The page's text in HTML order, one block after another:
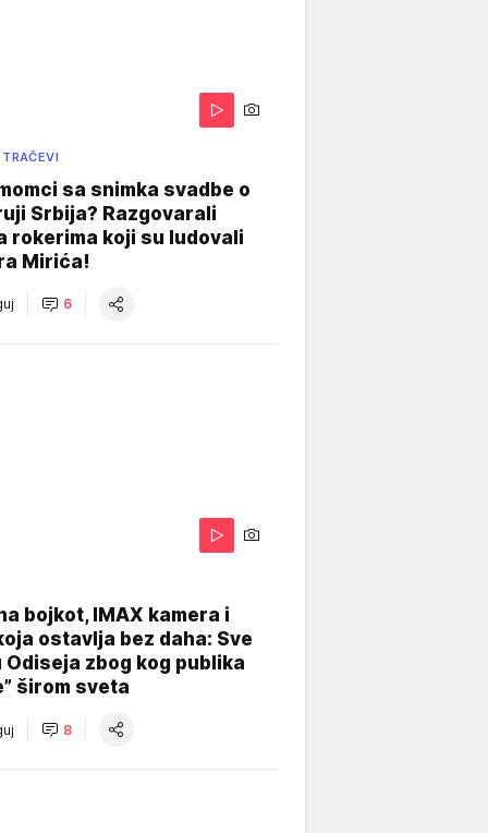
sa snimka svadbe o
Srbija? Razgovarali
rokerima koji su ludovali
Mirića!
6
bojkot, IMAX kamera i
ostavlja bez daha: Sve
Odiseja zbog kog publika
širom sveta
8